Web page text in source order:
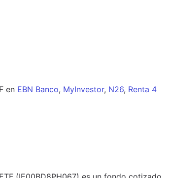
en EBN Banco, MyInvestor, N26, Renta 4